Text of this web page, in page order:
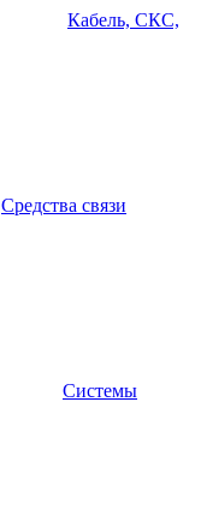
Кабель, СКС,
Средства связи
Системы